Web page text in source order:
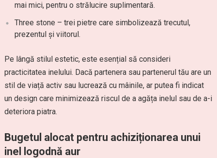
mai mici, pentru o strălucire suplimentară.
Three stone – trei pietre care simbolizează trecutul,
prezentul și viitorul.
Pe lângă stilul estetic, este esențial să consideri
practicitatea inelului. Dacă partenera sau partenerul tău are un
stil de viață activ sau lucrează cu mâinile, ar putea fi indicat
un design care minimizează riscul de a agăța inelul sau de a-i
deteriora piatra.
Bugetul alocat pentru achiziționarea unui
inel logodnă aur